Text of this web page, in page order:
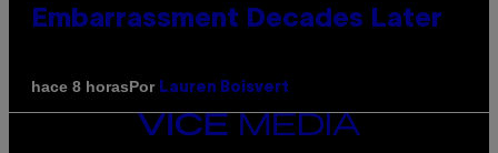
Embarrassment Decades Later
hace 8 horasPor Lauren Boisvert
VICE
MEDIA